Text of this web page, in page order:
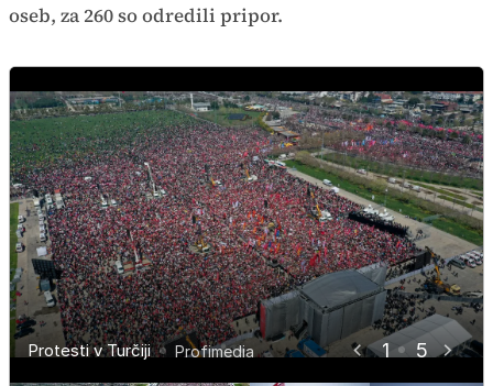
oseb, za 260 so odredili pripor.
1 5
Protesti v Turčiji Profimedia
Protesti v Turčiji Profimedia
Protesti v Turčiji AP
Protesti v Turčiji AP
Protesti v Turčiji AP